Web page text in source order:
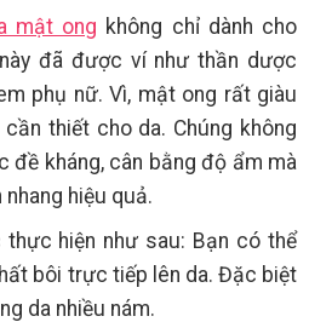
mật ong không chỉ dành cho
đã được ví như thần dược
phụ nữ. Vì, mật ong rất giàu
thiết cho da. Chúng không
kháng, cân bằng độ ẩm mà
hiệu quả.
hiện như sau: Bạn có thể
bôi trực tiếp lên da. Đặc biệt
da nhiều nám.